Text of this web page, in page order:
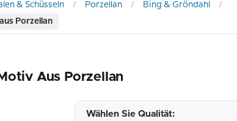
& Schüsseln Porzellan
Bing & Gröndahl
Porzellan
Aus Porzellan
Wählen Sie Qualität: